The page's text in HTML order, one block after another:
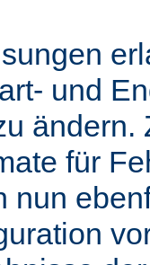
und
ändern.
für
nun